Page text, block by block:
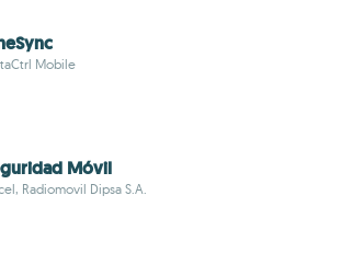
Mobile
Móvil
Radiomovil Dipsa S.A.